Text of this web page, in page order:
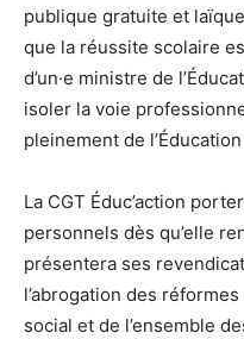
publique gratuite et
que la réussite scolaire
d’un·e ministre de
isoler la voie
pleinement de
La CGT Éduc’action
personnels dès qu’elle
présentera ses
l’abrogation des
social et de l’ensemble